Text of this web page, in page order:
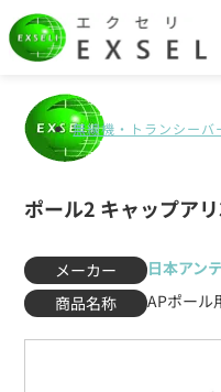
無線機・トランシーバ
ポール2 キャップア
メーカー
日本アン
商品名称
APポール